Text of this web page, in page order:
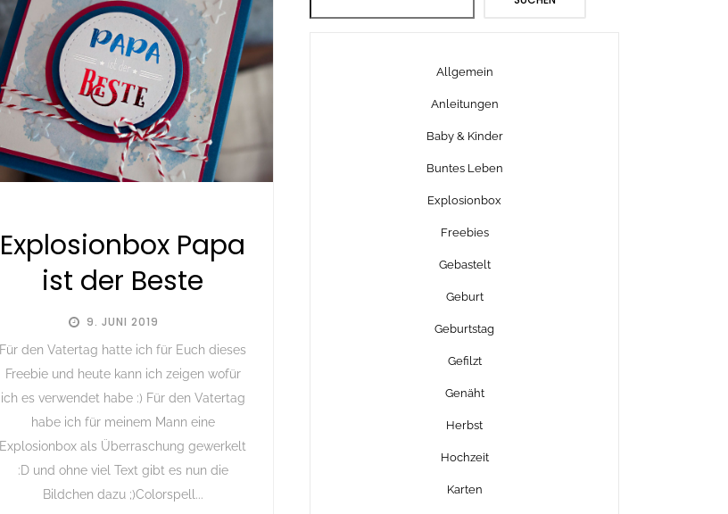
9. JUNI 2019
Explosionbox Papa
ist der Beste
Für den Vatertag hatte ich für Euch dieses
Freebie und heute kann ich zeigen wofür
ich es verwendet habe :) Für den Vatertag
habe ich für meinem Mann eine
Explosionbox als Überraschung gewerkelt
:D und ohne viel Text gibt es nun die
Bildchen dazu ;)Colorspell...
Allgemein
Anleitungen
Baby & Kinder
Buntes Leben
Explosionbox
Freebies
Gebastelt
Geburt
Geburtstag
Gefilzt
Genäht
Herbst
Hochzeit
Karten